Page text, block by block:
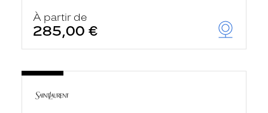
À partir de
285,00 €